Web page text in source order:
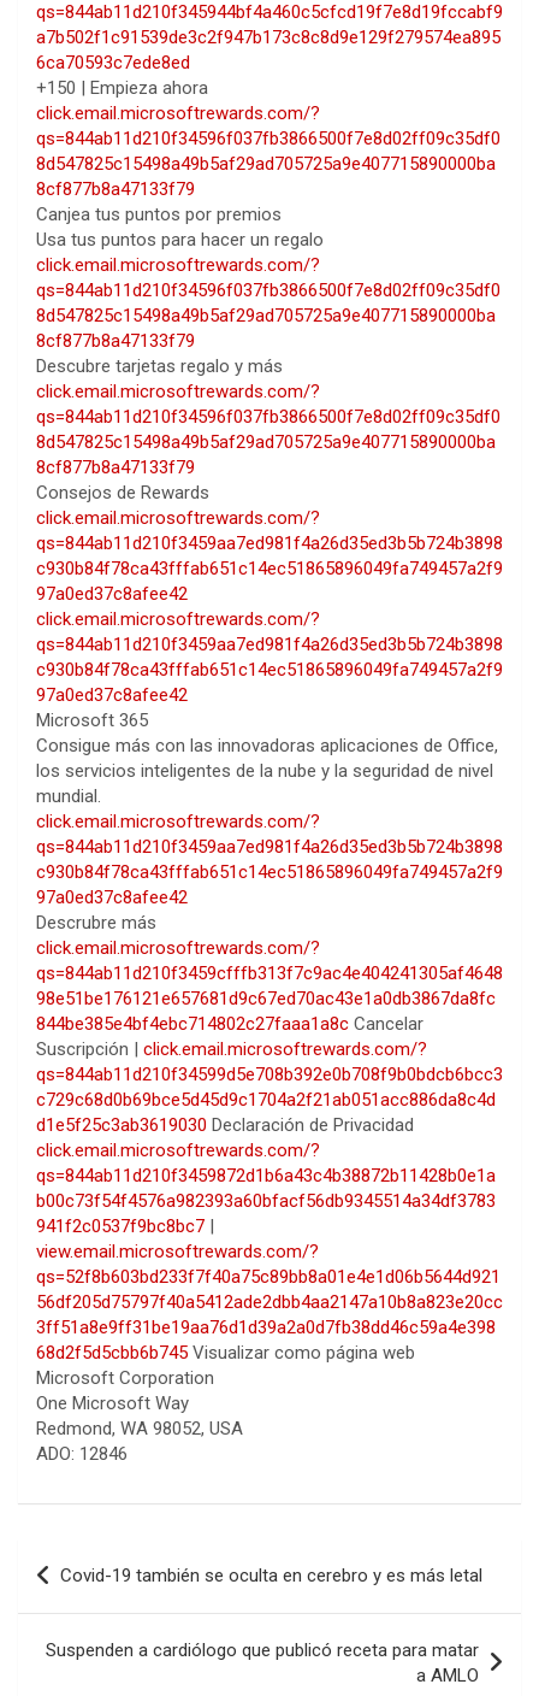
qs=844ab11d210f345944bf4a460c5cfcd19f7e8d19fccabf9
a7b502f1c91539de3c2f947b173c8c8d9e129f279574ea895
6ca70593c7ede8ed
+150 | Empieza ahora
click.email.microsoftrewards.com/?
qs=844ab11d210f34596f037fb3866500f7e8d02ff09c35df0
8d547825c15498a49b5af29ad705725a9e407715890000ba
8cf877b8a47133f79
Canjea tus puntos por premios
Usa tus puntos para hacer un regalo
click.email.microsoftrewards.com/?
qs=844ab11d210f34596f037fb3866500f7e8d02ff09c35df0
8d547825c15498a49b5af29ad705725a9e407715890000ba
8cf877b8a47133f79
Descubre tarjetas regalo y más
click.email.microsoftrewards.com/?
qs=844ab11d210f34596f037fb3866500f7e8d02ff09c35df0
8d547825c15498a49b5af29ad705725a9e407715890000ba
8cf877b8a47133f79
Consejos de Rewards
click.email.microsoftrewards.com/?
qs=844ab11d210f3459aa7ed981f4a26d35ed3b5b724b3898
c930b84f78ca43fffab651c14ec51865896049fa749457a2f9
97a0ed37c8afee42
click.email.microsoftrewards.com/?
qs=844ab11d210f3459aa7ed981f4a26d35ed3b5b724b3898
c930b84f78ca43fffab651c14ec51865896049fa749457a2f9
97a0ed37c8afee42
Microsoft 365
Consigue más con las innovadoras aplicaciones de Office,
los servicios inteligentes de la nube y la seguridad de nivel
mundial.
click.email.microsoftrewards.com/?
qs=844ab11d210f3459aa7ed981f4a26d35ed3b5b724b3898
c930b84f78ca43fffab651c14ec51865896049fa749457a2f9
97a0ed37c8afee42
Descrubre más
click.email.microsoftrewards.com/?
qs=844ab11d210f3459cfffb313f7c9ac4e404241305af4648
98e51be176121e657681d9c67ed70ac43e1a0db3867da8fc
844be385e4bf4ebc714802c27faaa1a8c Cancelar
Suscripción | click.email.microsoftrewards.com/?
qs=844ab11d210f34599d5e708b392e0b708f9b0bdcb6bcc3
c729c68d0b69bce5d45d9c1704a2f21ab051acc886da8c4d
d1e5f25c3ab3619030 Declaración de Privacidad
click.email.microsoftrewards.com/?
qs=844ab11d210f3459872d1b6a43c4b38872b11428b0e1a
b00c73f54f4576a982393a60bfacf56db9345514a34df3783
941f2c0537f9bc8bc7 |
view.email.microsoftrewards.com/?
qs=52f8b603bd233f7f40a75c89bb8a01e4e1d06b5644d921
56df205d75797f40a5412ade2dbb4aa2147a10b8a823e20cc
3ff51a8e9ff31be19aa76d1d39a2a0d7fb38dd46c59a4e398
68d2f5d5cbb6b745 Visualizar como página web
Microsoft Corporation
One Microsoft Way
Redmond, WA 98052, USA
ADO: 12846
Navegación
de
entradas
Covid-19 también se oculta en cerebro y es más letal
Suspenden a cardiólogo que publicó receta para matar
a AMLO